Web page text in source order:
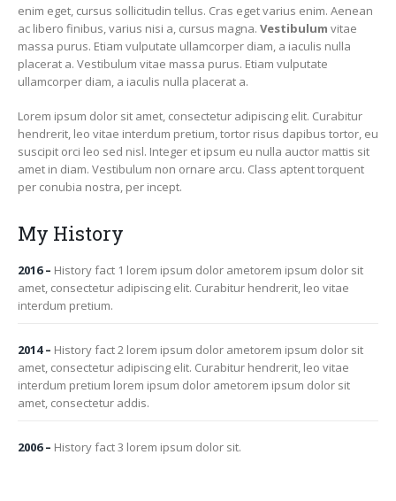
enim eget, cursus sollicitudin tellus. Cras eget varius enim. Aenean
ac libero finibus, varius nisi a, cursus magna. Vestibulum vitae
massa purus. Etiam vulputate ullamcorper diam, a iaculis nulla
placerat a. Vestibulum vitae massa purus. Etiam vulputate
ullamcorper diam, a iaculis nulla placerat a.
Lorem ipsum dolor sit amet, consectetur adipiscing elit. Curabitur
hendrerit, leo vitae interdum pretium, tortor risus dapibus tortor, eu
suscipit orci leo sed nisl. Integer et ipsum eu nulla auctor mattis sit
amet in diam. Vestibulum non ornare arcu. Class aptent torquent
per conubia nostra, per incept.
My History
2016– History fact 1 lorem ipsum dolor ametorem ipsum dolor sit
amet, consectetur adipiscing elit. Curabitur hendrerit, leo vitae
interdum pretium.
2014– History fact 2 lorem ipsum dolor ametorem ipsum dolor sit
amet, consectetur adipiscing elit. Curabitur hendrerit, leo vitae
interdum pretium lorem ipsum dolor ametorem ipsum dolor sit
amet, consectetur addis.
2006– History fact 3 lorem ipsum dolor sit.